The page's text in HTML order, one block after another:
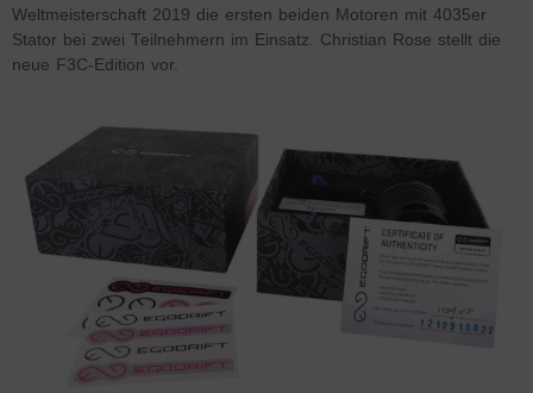
Weltmeisterschaft 2019 die ersten beiden Motoren mit 4035er
Stator bei zwei Teilnehmern im Einsatz. Christian Rose stellt die
neue F3C-Edition vor.